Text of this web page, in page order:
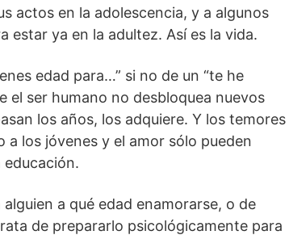
actos en la adolescencia, y a algunos
estar ya en la adultez. Así es la vida.
edad para…” si no de un “te he
el ser humano no desbloquea nuevos
los años, los adquiere. Y los temores
a los jóvenes y el amor sólo pueden
educación.
a qué edad enamorarse, o de
de prepararlo psicológicamente para